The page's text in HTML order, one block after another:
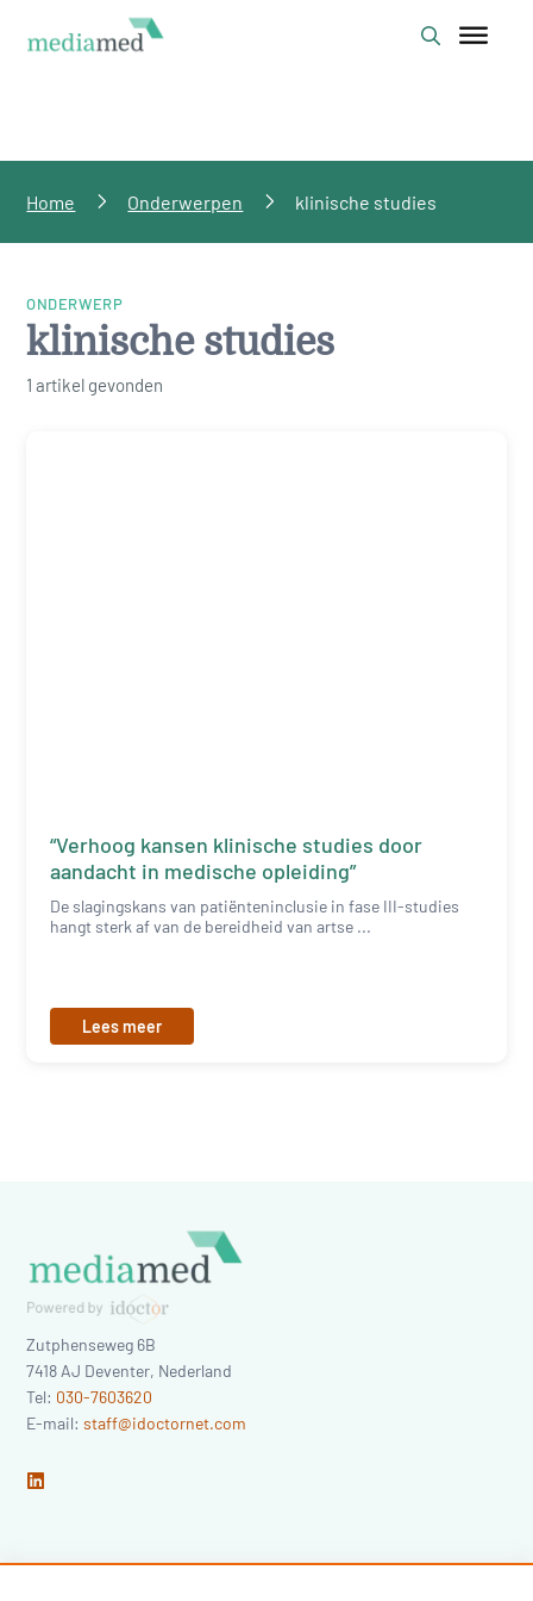
Home Onderwerpen klinische studies
ONDERWERP
klinische studies
1 artikel gevonden
“Verhoog kansen klinische studies door
aandacht in medische opleiding”
De slagingskans van patiënteninclusie in fase III-studies
hangt sterk af van de bereidheid van artse ...
Lees meer
Zutphenseweg 6B
7418 AJ Deventer, Nederland
Tel: 030-7603620
E-mail:staff@idoctornet.com